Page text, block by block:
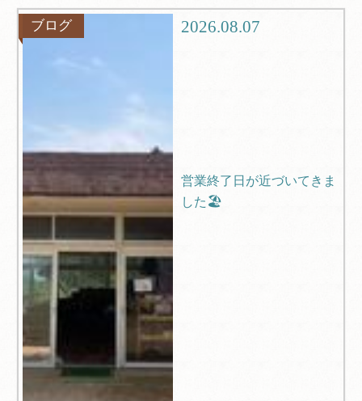
グルメ
ブログ 2026.08.07
営業終了日が近づいてきま
した🏖